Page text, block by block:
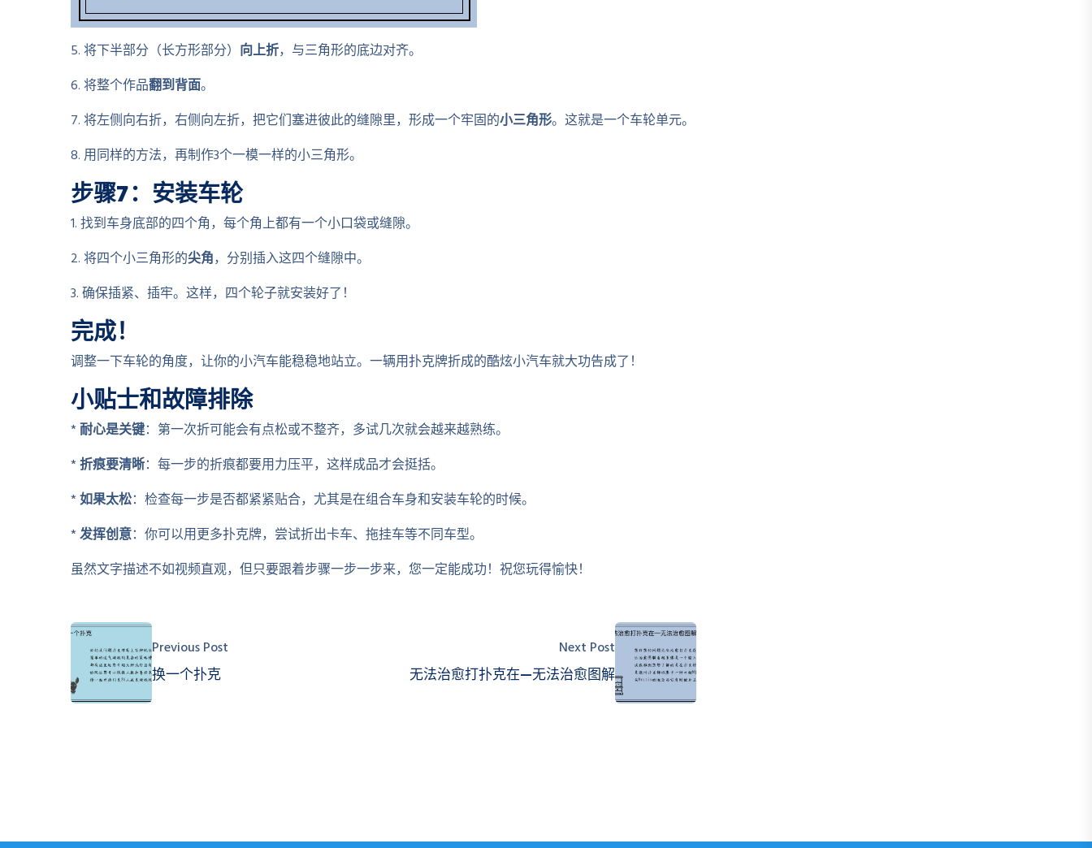
5. 将下半部分（长方形部分） 向上折，与三角形的底边对齐。
6. 将整个作品翻到背面。
7. 将左侧向右折，右侧向左折，把它们塞进彼此的缝隙里，形成一个牢固的小三角形。这就是一个车轮单元。
8. 用同样的方法，再制作3个一模一样的小三角形。
步骤7：安装车轮
1. 找到车身底部的四个角，每个角上都有一个小口袋或缝隙。
2. 将四个小三角形的尖角，分别插入这四个缝隙中。
3. 确保插紧、插牢。这样，四个轮子就安装好了！
完成！
调整一下车轮的角度，让你的小汽车能稳稳地站立。一辆用扑克牌折成的酷炫小汽车就大功告成了！
小贴士和故障排除
*耐心是关键：第一次折可能会有点松或不整齐，多试几次就会越来越熟练。
*折痕要清晰：每一步的折痕都要用力压平，这样成品才会挺括。
*如果太松：检查每一步是否都紧紧贴合，尤其是在组合车身和安装车轮的时候。
*发挥创意：你可以用更多扑克牌，尝试折出卡车、拖挂车等不同车型。
虽然文字描述不如视频直观，但只要跟着步骤一步一步来，您一定能成功！祝您玩得愉快！
Previous Post
换一个扑克
Next Post
无法治愈打扑克在—无法治愈图解